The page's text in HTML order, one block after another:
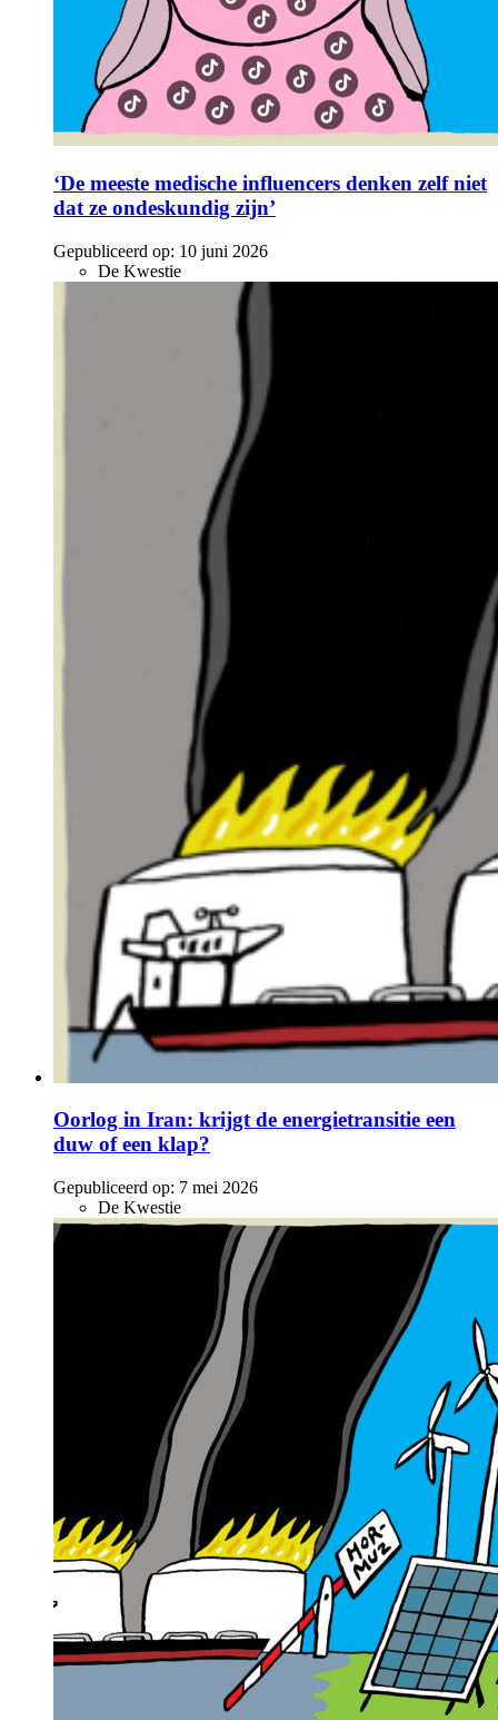
‘De meeste medische influencers denken zelf niet
dat ze ondeskundig zijn’
Gepubliceerd op: 10 juni 2026
De Kwestie
Oorlog in Iran: krijgt de energietransitie een
duw of een klap?
Gepubliceerd op: 7 mei 2026
De Kwestie